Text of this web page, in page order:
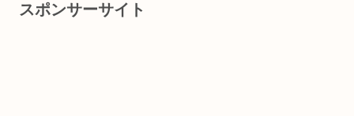
スポンサーサイト